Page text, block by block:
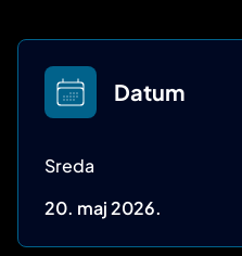
Datum
Sreda
20. maj 2026.